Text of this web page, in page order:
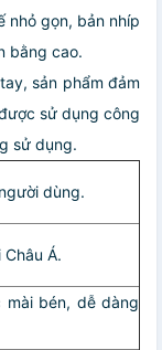
nhỏ gọn, bản nhíp
bằng cao.
sản phẩm đảm
sử dụng công
sử dụng.
dùng.
Á.
mài bén, dễ dàng